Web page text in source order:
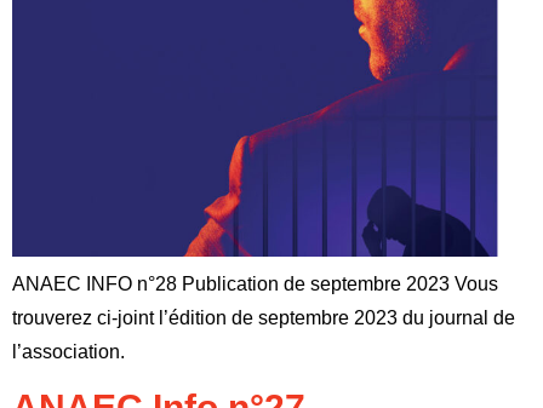
ANAEC INFO n°28 Publication de septembre 2023 Vous
trouverez ci-joint l’édition de septembre 2023 du journal de
l’association.